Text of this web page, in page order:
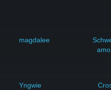
magdalee
Yngwie